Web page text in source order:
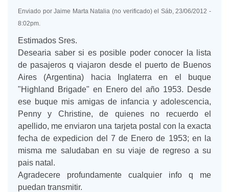
Enviado por Jaime Marta Natalia (no verificado) el Sáb, 23/06/2012 -
8:02pm.
Estimados Sres.
Desearia saber si es posible poder conocer la lista
de pasajeros q viajaron desde el puerto de Buenos
Aires (Argentina) hacia Inglaterra en el buque
"Highland Brigade" en Enero del año 1953. Desde
ese buque mis amigas de infancia y adolescencia,
Penny y Christine, de quienes no recuerdo el
apellido, me enviaron una tarjeta postal con la exacta
fecha de expedicion del 7 de Enero de 1953; en la
misma me saludaban en su viaje de regreso a su
pais natal.
Agradecere profundamente cualquier info q me
puedan transmitir.